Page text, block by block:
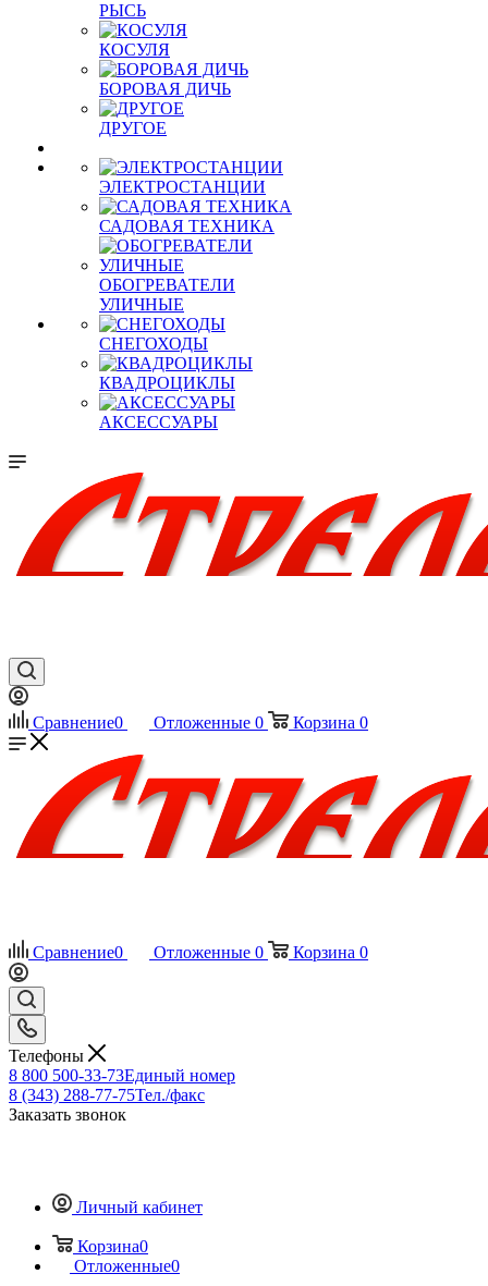
РЫСЬ
КОСУЛЯ
БОРОВАЯ ДИЧЬ
ДРУГОЕ
ЭЛЕКТРОСТАНЦИИ
САДОВАЯ ТЕХНИКА
ОБОГРЕВАТЕЛИ
УЛИЧНЫЕ
СНЕГОХОДЫ
КВАДРОЦИКЛЫ
АКСЕССУАРЫ
Сравнение0 Отложенные 0 Корзина 0
Сравнение0 Отложенные 0 Корзина 0
Телефоны
8 800 500-33-73Единый номер
8 (343) 288-77-75Тел./факс
Заказать звонок
Личный кабинет
Корзина0
Отложенные0